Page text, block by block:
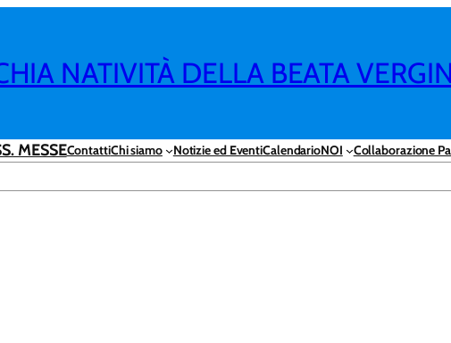
NATIVITÀ DELLA BEATA
MESSEContattiChi siamo Notizie ed EventiCalendarioNOI Collaborazione